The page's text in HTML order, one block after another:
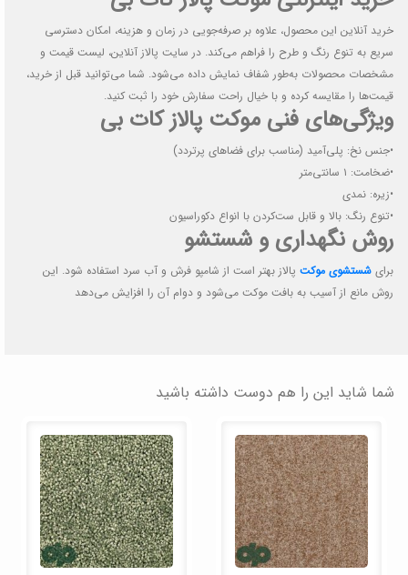
خرید آنلاین این محصول، علاوه بر صرفه‌جویی در زمان و هزینه، امکان دسترسی
سریع به تنوع رنگ و طرح را فراهم می‌کند. در سایت پالاز آنلاین، لیست قیمت و
مشخصات محصولات به‌طور شفاف نمایش داده می‌شود. شما می‌توانید قبل از خرید،
قیمت‌ها را مقایسه کرده و با خیال راحت سفارش خود را ثبت کنید.
ویژگی‌های فنی موکت پالاز کات بی
•جنس نخ: پلی‌آمید (مناسب برای فضاهای پرتردد)
•ضخامت: ۱ سانتی‌متر
•زیره: نمدی
•تنوع رنگ: بالا و قابل ست‌کردن با انواع دکوراسیون
روش نگهداری و شستشو
برای شستشوی موکت پالاز بهتر است از شامپو فرش و آب سرد استفاده شود. این
روش مانع از آسیب به بافت موکت می‌شود و دوام آن را افزایش می‌دهد
شما شاید این را هم دوست داشته باشید